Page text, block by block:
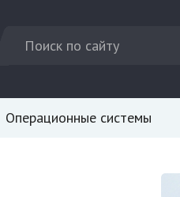
Операционные системы